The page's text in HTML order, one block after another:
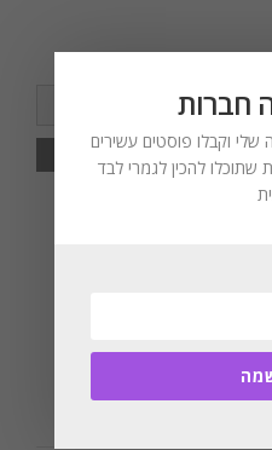
חברות
וקבלו פוסטים עשירים
שתוכלו להכין לגמרי לבד